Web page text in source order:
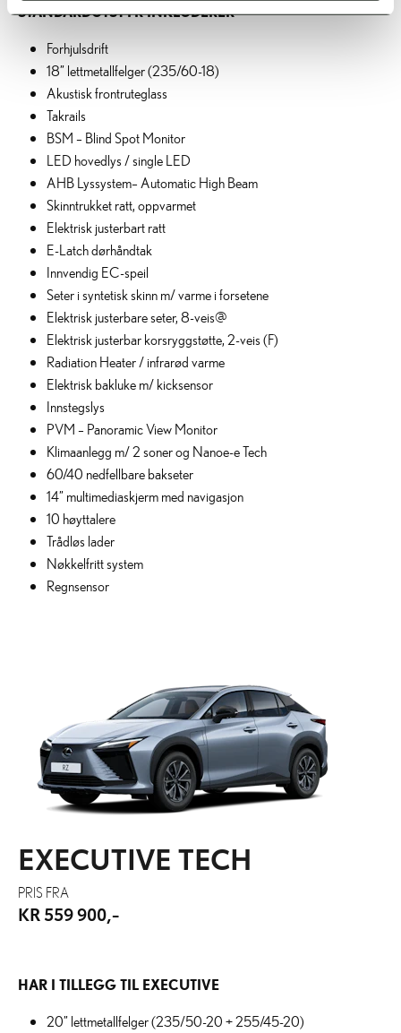
STANDARDUTSTYR INKLUDERER
Forhjulsdrift
18” lettmetallfelger (235/60-18)
Akustisk frontruteglass
Takrails
BSM – Blind Spot Monitor
LED hovedlys / single LED
AHB Lyssystem– Automatic High Beam
Skinntrukket ratt, oppvarmet
Elektrisk justerbart ratt
E-Latch dørhåndtak
Innvendig EC-speil
Seter i syntetisk skinn m/ varme i forsetene
Elektrisk justerbare seter, 8-veis@
Elektrisk justerbar korsryggstøtte, 2-veis (F)
Radiation Heater / infrarød varme
Elektrisk bakluke m/ kicksensor
Innstegslys
PVM – Panoramic View Monitor
Klimaanlegg m/ 2 soner og Nanoe-e Tech
60/40 nedfellbare bakseter
14” multimediaskjerm med navigasjon
10 høyttalere
Trådløs lader
Nøkkelfritt system
Regnsensor
EXECUTIVE TECH
PRIS FRA
KR 559 900,-
HAR I TILLEGG TIL EXECUTIVE
20” lettmetallfelger (235/50-20 + 255/45-20)